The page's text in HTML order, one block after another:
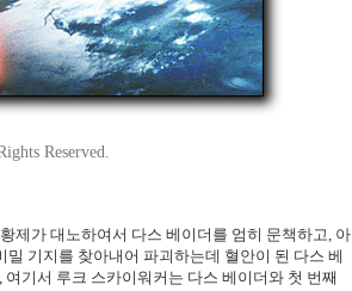
Reserved.
제가 대노하여서 다스 베이더를 엄히 문책하고, 아
기지를 찾아내어 파괴하는데 혈안이 된 다스 베
기서 루크 스카이워커는 다스 베이더와 첫 번째